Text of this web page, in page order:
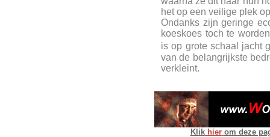
het op een veilige plek
Ondanks zijn geringe
koeskoes toch te
is op grote schaal jacht
van de belangrijkste
verkleint.
Klik hier om deze